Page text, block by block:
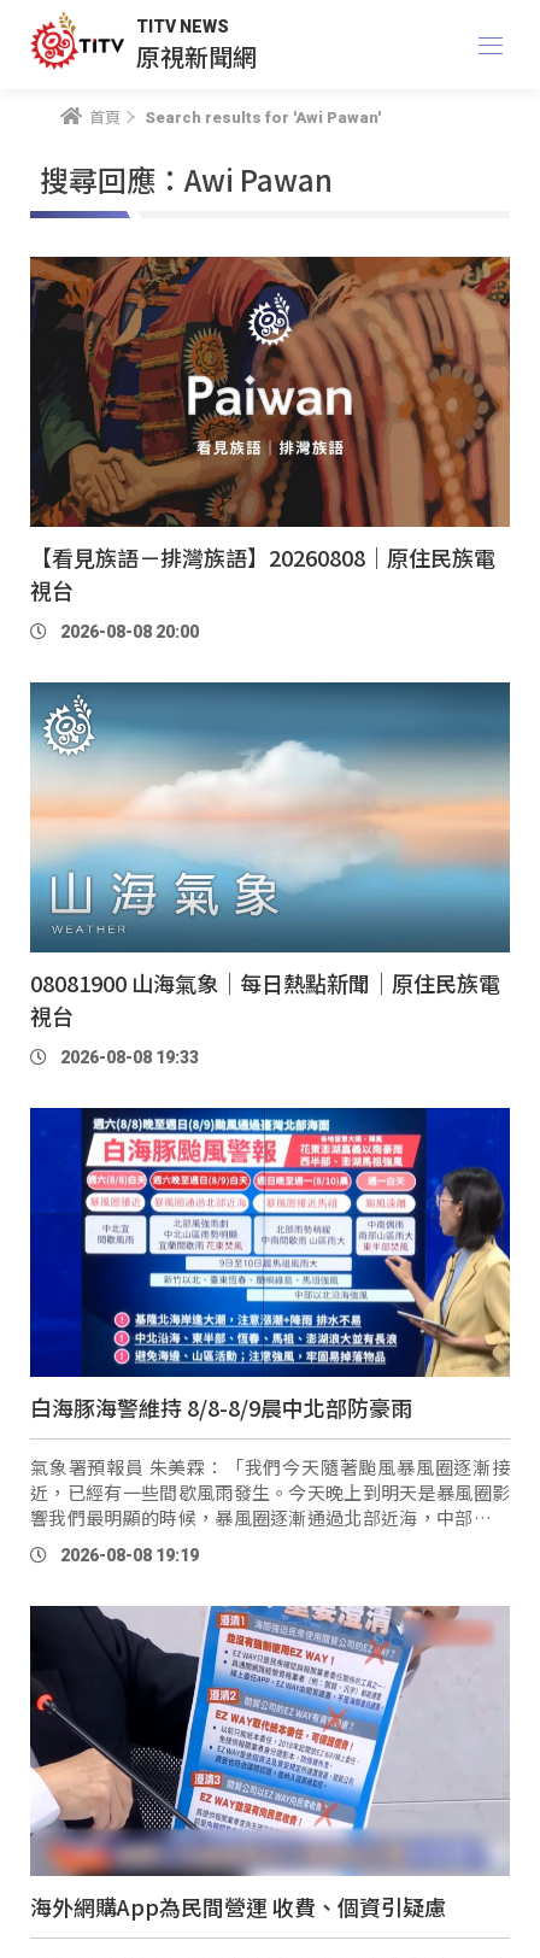
TITV NEWS
原視新聞網
首頁 Search results for 'Awi Pawan'
搜尋回應：Awi Pawan
【看見族語－排灣族語】20260808｜原住民族電
視台
2026-08-08 20:00
08081900 山海氣象｜每日熱點新聞｜原住民族電
視台
2026-08-08 19:33
白海豚海警維持 8/8-8/9晨中北部防豪雨
氣象署預報員 朱美霖：「我們今天隨著颱風暴風圈逐漸接
近，已經有一些間歇風雨發生。今天晚上到明天是暴風圈影
響我們最明顯的時候，暴風圈逐漸通過北部近海，中部以北
山區雨勢明顯，花東因為位於背風側，所以有明顯高溫出
現，焚風情形要 …
2026-08-08 19:19
海外網購App為民間營運 收費、個資引疑慮